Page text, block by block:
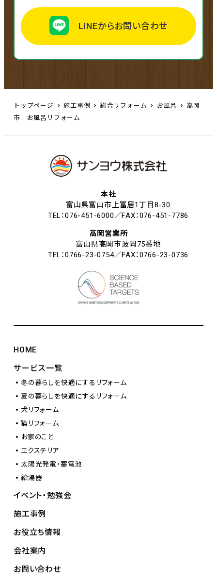
LINEからお問い合わせ
トップページ 施工事例 総合リフォーム お風呂
高岡
市 お風呂リフォーム
本社
富山県富山市上冨居1丁目8-30
TEL：076-451-6000／FAX：076-451-7786
高岡営業所
富山県高岡市波岡75番地
TEL：0766-23-0754／FAX：0766-23-0736
HOME
サービス一覧
冬の暮らしを快適にするリフォーム
夏の暮らしを快適にするリフォーム
犬リフォーム
猫リフォーム
お家のこと
エクステリア
太陽光発電・蓄電池
給湯器
イベント・勉強会
施工事例
お役立ち情報
会社案内
お問い合わせ